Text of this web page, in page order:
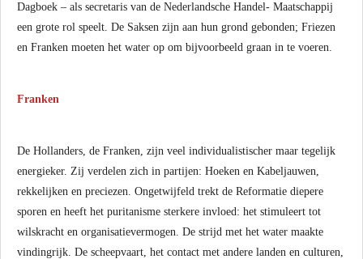
Dagboek – als secretaris van de Nederlandsche Handel- Maatschappij
een grote rol speelt. De Saksen zijn aan hun grond gebonden; Friezen
en Franken moeten het water op om bijvoorbeeld graan in te voeren.
Franken
De Hollanders, de Franken, zijn veel individualistischer maar tegelijk
energieker. Zij verdelen zich in partijen: Hoeken en Kabeljauwen,
rekkelijken en preciezen. Ongetwijfeld trekt de Reformatie diepere
sporen en heeft het puritanisme sterkere invloed: het stimuleert tot
wilskracht en organisatievermogen. De strijd met het water maakte
vindingrijk. De scheepvaart, het contact met andere landen en culturen,